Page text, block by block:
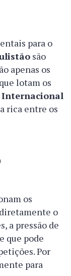
para o
são
apenas os
lotam os
Internacional
rica entre os
os
o
a pressão de
que pode
Por
para